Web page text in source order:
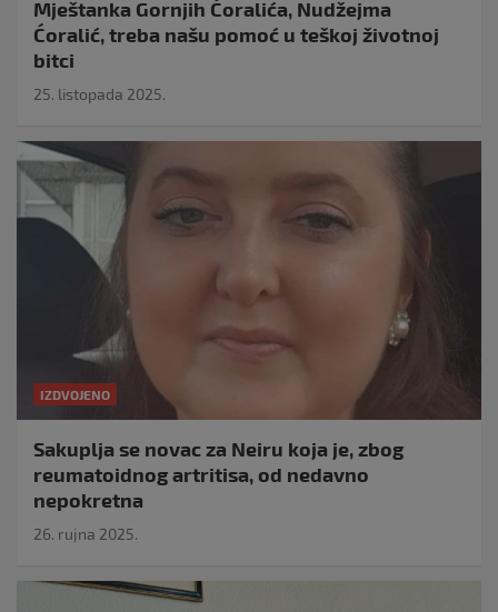
Mještanka Gornjih Ćoralića, Nudžejma
Ćoralić, treba našu pomoć u teškoj životnoj
bitci
25. listopada 2025.
IZDVOJENO
Sakuplja se novac za Neiru koja je, zbog
reumatoidnog artritisa, od nedavno
nepokretna
26. rujna 2025.